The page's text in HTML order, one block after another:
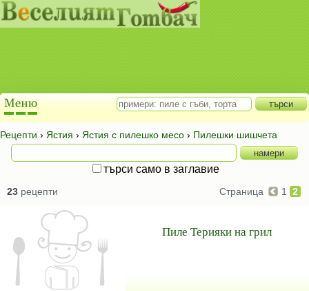
Рецепти › Ястия › Ястия с пилешко месо › Пилешки шишчета
търси само в заглавие
23 рецепти Страница 1 2
Пиле Терияки на грил